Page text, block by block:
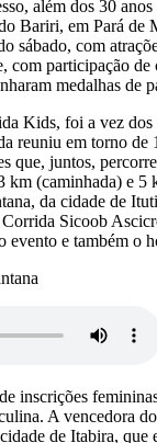
além dos 30
Bariri, em Pará de
sábado, com
com participação de
medalhas de
Kids, foi a vez dos
reuniu em torno de
que, juntos,
km (caminhada) e 5
da cidade de
Sicoob
evento e também o
inscrições
A vencedora
de Itabira, que